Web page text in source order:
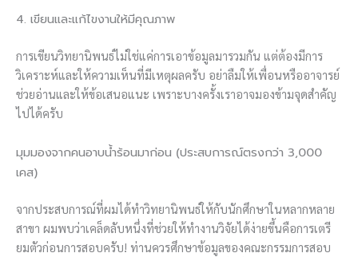
4. เขียนและแก้ไขงานให้มีคุณภาพ
การเขียนวิทยานิพนธ์ไม่ใช่แค่การเอาข้อมูลมารวมกัน แต่ต้องมีการ
วิเคราะห์และให้ความเห็นที่มีเหตุผลครับ อย่าลืมให้เพื่อนหรืออาจารย์
ช่วยอ่านและให้ข้อเสนอแนะ เพราะบางครั้งเราอาจมองข้ามจุดสำคัญ
ไปได้ครับ
มุมมองจากคนอาบน้ำร้อนมาก่อน (ประสบการณ์ตรงกว่า 3,000
เคส)
จากประสบการณ์ที่ผมได้ทำวิทยานิพนธ์ให้กับนักศึกษาในหลากหลาย
สาขา ผมพบว่าเคล็ดลับหนึ่งที่ช่วยให้ทำงานวิจัยได้ง่ายขึ้นคือการเตรี
ยมตัวก่อนการสอบครับ! ท่านควรศึกษาข้อมูลของคณะกรรมการสอบ